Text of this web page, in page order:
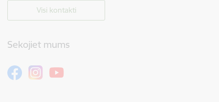
Visi kontakti
Sekojiet mums